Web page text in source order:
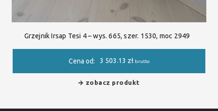
Grzejnik Irsap Tesi 4 – wys. 665, szer. 1530, moc 2949
Cena od: 3 503.13 zł brutto
zobacz produkt